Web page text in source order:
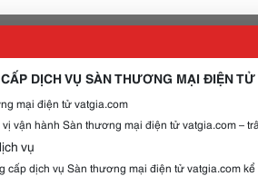
DỊCH VỤ SÀN THƯƠNG MẠI ĐIỆN TỬ
mại điện tử vatgia.com
vận hành Sàn thương mại điện tử vatgia.com –
vụ
cấp dịch vụ Sàn thương mại điện tử vatgia.com